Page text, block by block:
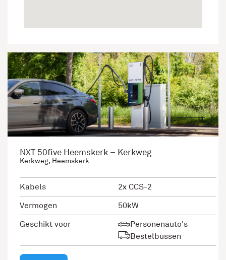
NXT 50five Heemskerk – Kerkweg
Kerkweg, Heemskerk
Kabels
2x CCS-2
Vermogen
50kW
Geschikt voor
Personenauto's
Bestelbussen